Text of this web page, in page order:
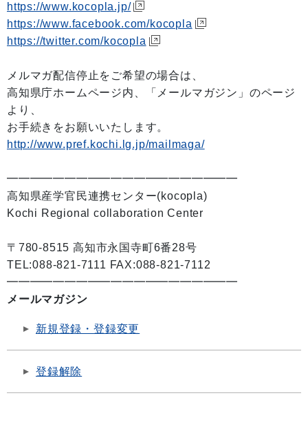
https://www.kocopla.jp/
https://www.facebook.com/kocopla
https://twitter.com/kocopla
メルマガ配信停止をご希望の場合は、
高知県庁ホームページ内、「メールマガジン」のページ
より、
お手続きをお願いいたします。
http://www.pref.kochi.lg.jp/mailmaga/
━━━━━━━━━━━━━━━━━━━━
高知県産学官民連携センター(kocopla)
Kochi Regional collaboration Center
〒780-8515 高知市永国寺町6番28号
TEL:088-821-7111 FAX:088-821-7112
━━━━━━━━━━━━━━━━━━━━
メールマガジン
新規登録・登録変更
登録解除